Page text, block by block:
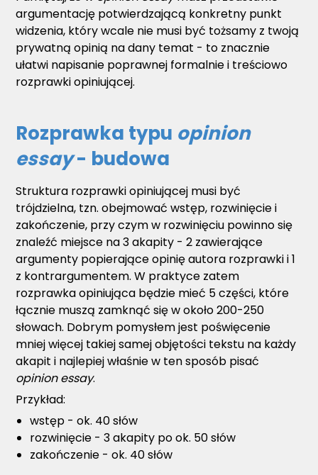
argumentację potwierdzającą konkretny punkt
widzenia, który wcale nie musi być tożsamy z twoją
prywatną opinią na dany temat - to znacznie
ułatwi napisanie poprawnej formalnie i treściowo
rozprawki opiniującej.
Rozprawka typu opinion
essay- budowa
Struktura rozprawki opiniującej musi być
trójdzielna, tzn. obejmować wstęp, rozwinięcie i
zakończenie, przy czym w rozwinięciu powinno się
znaleźć miejsce na 3 akapity - 2 zawierające
argumenty popierające opinię autora rozprawki i 1
z kontrargumentem. W praktyce zatem
rozprawka opiniująca będzie mieć 5 części, które
łącznie muszą zamknąć się w około 200-250
słowach. Dobrym pomysłem jest poświęcenie
mniej więcej takiej samej objętości tekstu na każdy
akapit i najlepiej właśnie w ten sposób pisać
opinion essay.
Przykład:
wstęp - ok. 40 słów
rozwinięcie - 3 akapity po ok. 50 słów
zakończenie - ok. 40 słów